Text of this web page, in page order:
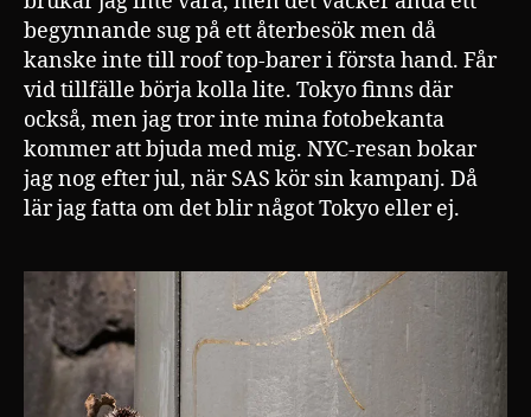
begynnande sug på ett återbesök men då
kanske inte till roof top-barer i första hand. Får
vid tillfälle börja kolla lite. Tokyo finns där
också, men jag tror inte mina fotobekanta
kommer att bjuda med mig. NYC-resan bokar
jag nog efter jul, när SAS kör sin kampanj. Då
lär jag fatta om det blir något Tokyo eller ej.